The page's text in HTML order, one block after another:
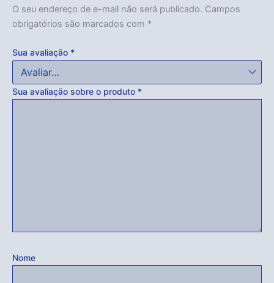
O seu endereço de e-mail não será publicado. Campos
obrigatórios são marcados com *
Sua avaliação *
Sua avaliação sobre o produto *
Nome